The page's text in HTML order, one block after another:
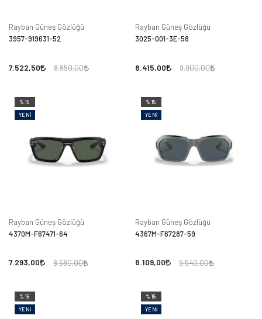
Rayban Güneş Gözlüğü
3957-919631-52
7.522,50 8.850,00
Rayban Güneş Gözlüğü
3025-001-3E-58
8.415,00 9.900,00
%15
YENI
Rayban Güneş Gözlüğü
4370M-F67471-64
7.293,00 8.580,00
%15
YENI
Rayban Güneş Gözlüğü
4367M-F67287-59
8.109,00 9.540,00
%15
YENI
%15
YENI